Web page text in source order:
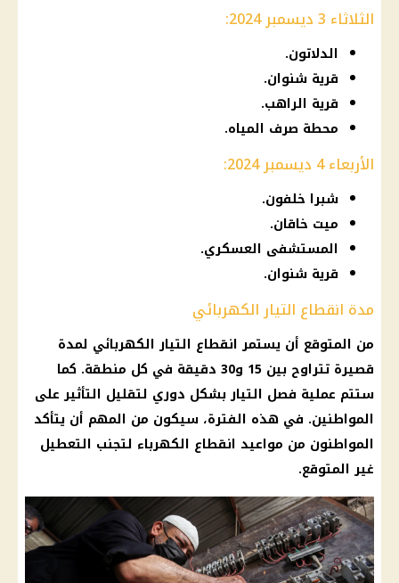
الثلاثاء 3 ديسمبر 2024:
الدلاتون.
قرية شنوان.
قرية الراهب.
محطة صرف المياه.
الأربعاء 4 ديسمبر 2024:
شبرا خلفون.
ميت خاقان.
المستشفى العسكري.
قرية شنوان.
مدة انقطاع التيار الكهربائي
من المتوقع أن يستمر انقطاع التيار الكهربائي لمدة
قصيرة تتراوح بين 15 و30 دقيقة في كل منطقة. كما
ستتم عملية فصل التيار بشكل دوري لتقليل التأثير على
المواطنين. في هذه الفترة، سيكون من المهم أن يتأكد
المواطنون من مواعيد انقطاع الكهرباء لتجنب التعطيل
غير المتوقع.